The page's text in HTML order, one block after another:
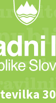
30